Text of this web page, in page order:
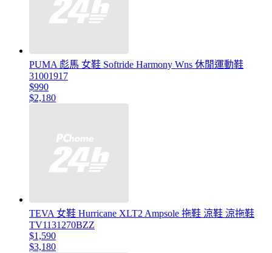
PUMA 彪馬 女鞋 Softride Harmony Wns 休閒運動鞋
31001917
$990
$2,180
TEVA 女鞋 Hurricane XLT2 Ampsole 拖鞋 涼鞋 涼拖鞋
TV1131270BZZ
$1,590
$3,180